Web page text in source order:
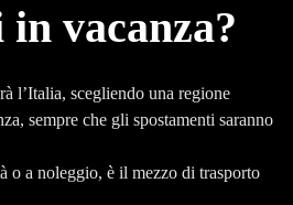
vacanza?
l’Italia, scegliendo una regione
sempre che gli spostamenti saranno
o a noleggio, è il mezzo di trasporto